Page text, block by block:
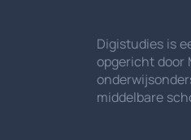
Digistudies is
opgericht door
middelbare